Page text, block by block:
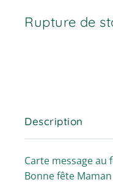
Rupture de
Description
Carte message au
Bonne fête Maman